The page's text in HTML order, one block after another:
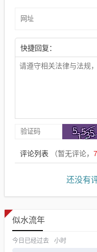
快捷回复：
评论列表 （暂无评论，
还没有
似水流年
今日已经过去 小时